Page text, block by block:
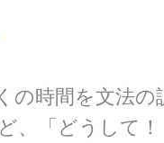
の時間を文法
、「どうして